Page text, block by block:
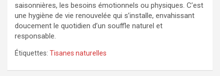
saisonnières, les besoins émotionnels ou physiques. C’est
une hygiène de vie renouvelée qui s’installe, envahissant
doucement le quotidien d’un souffle naturel et
responsable.
Étiquettes: Tisanes naturelles